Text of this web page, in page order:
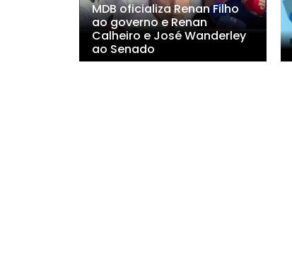
MDB oficializa Renan Filho
ao governo e Renan
Calheiro e José Wanderley
ao Senado